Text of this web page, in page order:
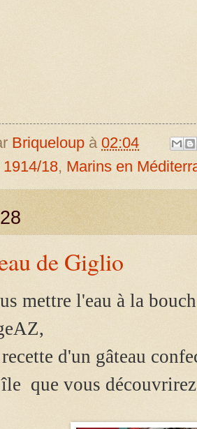
Briqueloup à 02:04
1914/18, Marins en
de Giglio
mettre l'eau à la
d'un gâteau
que vous